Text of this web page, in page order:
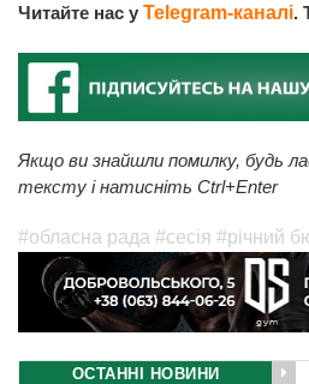
Читайте нас у Telegram-каналі.
Якщо ви знайшли помилку, будь
тексту і натисніть Ctrl+Enter
#обласна рада #сесія #річний
ОСТАННІ НОВИНИ